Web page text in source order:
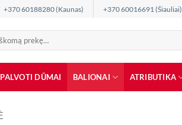
+370 60188280 (Kaunas) +370 60016691 (Šiauliai)
DŪMAI BALIONAI ATRIBUTIKA